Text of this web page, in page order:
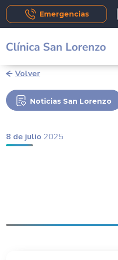
Emergencias
Volver
Noticias San Lorenzo
8 de julio 2025